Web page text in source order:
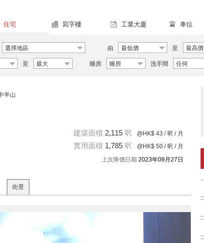
住宅 寫字樓 工業大廈 車位
選擇地區 由 最低價 至 最高價
至 最大 睡房 睡房 洗手間 任何
半山
建築面積 2,115 呎 @HK$ 43 / 呎 / 月
實用面積 1,785 呎 @HK$ 50 / 呎 / 月
上次降價日期 2023年09月27日
街景